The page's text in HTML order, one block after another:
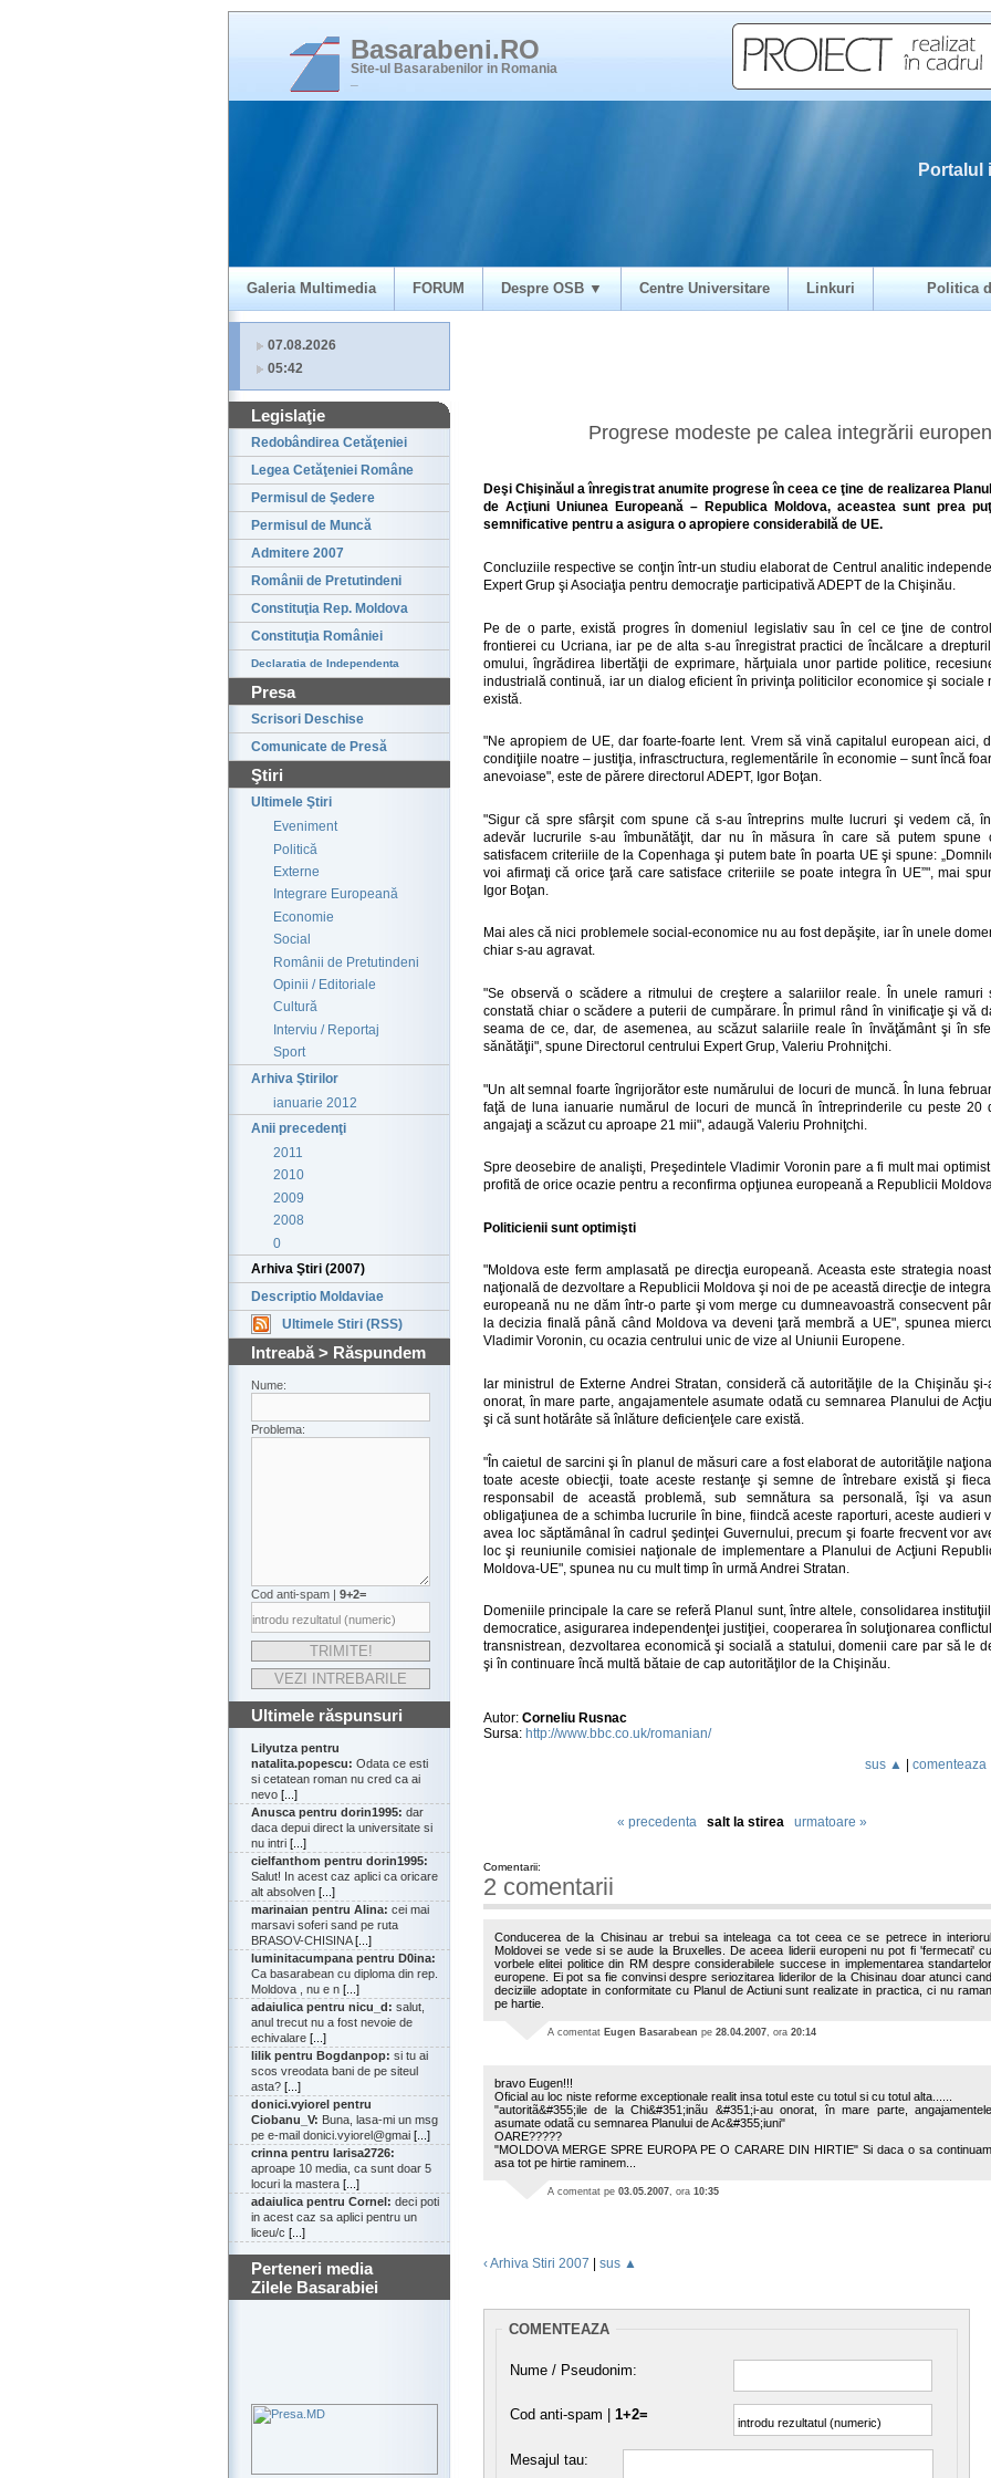
Basarabeni.RO
Site-ul Basarabenilor in Romania
Portalul
Galeria Multimedia FORUM Despre OSB ▼ Centre Universitare Linkuri Politica
07.08.2026
05:42
Legislaţie
Redobândirea Cetăţeniei
Legea Cetăţeniei Române
Permisul de Şedere
Permisul de Muncă
Admitere 2007
Românii de Pretutindeni
Constituţia Rep. Moldova
Constituţia României
Declaratia de Independenta
Presa
Scrisori Deschise
Comunicate de Presă
Ştiri
Ultimele Ştiri
Eveniment
Politică
Externe
Integrare Europeană
Economie
Social
Românii de Pretutindeni
Opinii / Editoriale
Cultură
Interviu / Reportaj
Sport
Arhiva Ştirilor
ianuarie 2012
Anii precedenţi
2011
2010
2009
2008
0
Arhiva Ştiri (2007)
Descriptio Moldaviae
Ultimele Stiri (RSS)
Intreabă > Răspundem
Nume:
Problema:
Cod anti-spam | 9+2=
Ultimele răspunsuri
Lilyutza pentru
natalita.popescu: Odata ce esti
si cetatean roman nu cred ca ai
nevo [...]
Anusca pentru dorin1995: dar
daca depui direct la universitate si
nu intri [...]
cielfanthom pentru dorin1995:
Salut! In acest caz aplici ca oricare
alt absolven [...]
marinaian pentru Alina: cei mai
marsavi soferi sand pe ruta
BRASOV-CHISINA[...]
luminitacumpana pentru D0ina:
Ca basarabean cu diploma din rep.
Moldova , nu e n [...]
adaiulica pentru nicu_d: salut,
anul trecut nu a fost nevoie de
echivalare [...]
lilik pentru Bogdanpop: si tu ai
scos vreodata bani de pe siteul
asta? [...]
donici.vyiorel pentru
Ciobanu_V: Buna, lasa-mi un msg
pe e-mail donici.vyiorel@gmai [...]
crinna pentru larisa2726:
aproape 10 media, ca sunt doar 5
locuri la mastera [...]
adaiulica pentru Cornel: deci poti
in acest caz sa aplici pentru un
liceu/c [...]
Perteneri media
Zilele Basarabiei
Progrese modeste pe calea integrării
Deşi Chişinăul a înregistrat anumite progrese în ceea ce ţine de realizarea
de Acţiuni Uniunea Europeană – Republica Moldova, aceastea sunt prea
semnificative pentru a asigura o apropiere considerabilă de UE.
Concluziile respective se conţin într-un studiu elaborat de Centrul analitic
Expert Grup şi Asociaţia pentru democraţie participativă ADEPT de la Chişinău.
Pe de o parte, există progres în domeniul legislativ sau în cel ce ţine de
frontierei cu Ucriana, iar pe de alta s-au înregistrat practici de încălcare a
omului, îngrădirea libertăţii de exprimare, hărţuiala unor partide politice,
industrială continuă, iar un dialog eficient în privinţa politicilor economice şi sociale
există.
"Ne apropiem de UE, dar foarte-foarte lent. Vrem să vină capitalul european aici,
condiţiile noatre – justiţia, infrasctructura, reglementările în economie – sunt încă
anevoiase", este de părere directorul ADEPT, Igor Boţan.
"Sigur că spre sfârşit com spune că s-au întreprins multe lucruri şi vedem că,
adevăr lucrurile s-au îmbunătăţit, dar nu în măsura în care să putem spune
satisfacem criteriile de la Copenhaga şi putem bate în poarta UE şi spune:
voi afirmaţi că orice ţară care satisface criteriile se poate integra în UE”", mai
Igor Boţan.
Mai ales că nici problemele social-economice nu au fost depăşite, iar în unele
chiar s-au agravat.
"Se observă o scădere a ritmului de creştere a salariilor reale. În unele ramuri
constată chiar o scădere a puterii de cumpărare. În primul rând în vinificaţie şi vă
seama de ce, dar, de asemenea, au scăzut salariile reale în învăţământ şi în
sănătăţii", spune Directorul centrului Expert Grup, Valeriu Prohniţchi.
"Un alt semnal foarte îngrijorător este numărului de locuri de muncă. În luna
faţă de luna ianuarie numărul de locuri de muncă în întreprinderile cu peste 20
angajaţi a scăzut cu aproape 21 mii", adaugă Valeriu Prohniţchi.
Spre deosebire de analişti, Preşedintele Vladimir Voronin pare a fi mult mai optimist
profită de orice ocazie pentru a reconfirma opţiunea europeană a Republicii Moldova.
Politicienii sunt optimişti
"Moldova este ferm amplasată pe direcţia europeană. Aceasta este strategia
naţională de dezvoltare a Republicii Moldova şi noi de pe această direcţie de
europeană nu ne dăm într-o parte şi vom merge cu dumneavoastră consecvent
la decizia finală până când Moldova va deveni ţară membră a UE", spunea
Vladimir Voronin, cu ocazia centrului unic de vize al Uniunii Europene.
Iar ministrul de Externe Andrei Stratan, consideră că autorităţile de la Chişinău şi-
onorat, în mare parte, angajamentele asumate odată cu semnarea Planului de
şi că sunt hotărâte să înlăture deficienţele care există.
"În caietul de sarcini şi în planul de măsuri care a fost elaborat de autorităţile
toate aceste obiecţii, toate aceste restanţe şi semne de întrebare există şi
responsabil de această problemă, sub semnătura sa personală, îşi va
obligaţiunea de a schimba lucrurile în bine, fiindcă aceste raporturi, aceste audieri
avea loc săptămânal în cadrul şedinţei Guvernului, precum şi foarte frecvent vor
loc şi reuniunile comisiei naţionale de implementare a Planului de Acţiuni
Moldova-UE", spunea nu cu mult timp în urmă Andrei Stratan.
Domeniile principale la care se referă Planul sunt, între altele, consolidarea
democratice, asigurarea independenţei justiţiei, cooperarea în soluţionarea
transnistrean, dezvoltarea economică şi socială a statului, domenii care par să le
şi în continuare încă multă bătaie de cap autorităţilor de la Chişinău.
Autor: Corneliu Rusnac
Sursa: http://www.bbc.co.uk/romanian/
sus ▲
« precedenta salt la stirea urmatoare »
Comentarii:
2 comentarii
Conducerea de la Chisinau ar trebui sa inteleaga ca tot ceea ce se petrece in interiorul
Moldovei se vede si se aude la Bruxelles. De aceea liderii europeni nu pot fi 'fermecati' cu
vorbele elitei politice din RM despre considerabilele succese in implementarea standartelor
europene. Ei pot sa fie convinsi despre seriozitarea liderilor de la Chisinau doar atunci cand
deciziile adoptate in conformitate cu Planul de Actiuni sunt realizate in practica, ci nu raman
pe hartie.
A comentat Eugen Basarabean pe 28.04.2007, ora 20:14
bravo Eugen!!!
Oficial au loc niste reforme exceptionale realit insa totul este cu totul si cu totul alta......
"autoritã&#355;ile de la Chi&#351;inãu &#351;i-au onorat, în mare parte, angajamentele
asumate odatã cu semnarea Planului de Ac&#355;iuni"
OARE?????
"MOLDOVA MERGE SPRE EUROPA PE O CARARE DIN HIRTIE" Si daca o sa continuam
asa tot pe hirtie raminem...
A comentat pe 03.05.2007, ora 10:35
‹ Arhiva Stiri 2007 sus ▲
COMENTEAZA
Nume / Pseudonim:
Cod anti-spam | 1+2=
Mesajul tau: